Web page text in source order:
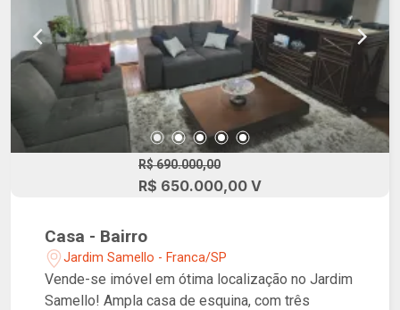
R$ 690.000,00
R$ 650.000,00 V
Casa - Bairro
Jardim Samello - Franca/SP
Vende-se imóvel em ótima localização no Jardim
Samello! Ampla casa de esquina, com três